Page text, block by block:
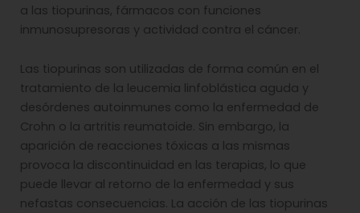
a las tiopurinas, fármacos con funciones
inmunosupresoras y actividad contra el cáncer.
Las tiopurinas son utilizadas de forma común en el
tratamiento de la leucemia linfoblástica aguda y
desórdenes autoinmunes como la enfermedad de
Crohn o la artritis reumatoide. Sin embargo, la
aparición de reacciones tóxicas a las mismas
provoca la discontinuidad en las terapias, lo que
puede llevar al retorno de la enfermedad y sus
nefastas consecuencias. La acción de las tiopurinas